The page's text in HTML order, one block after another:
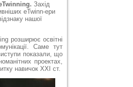
Захід
eTwinn-eри
нашої
розширює освітні
Саме тут
показали, що
проектах,
навичок ХХІ ст.